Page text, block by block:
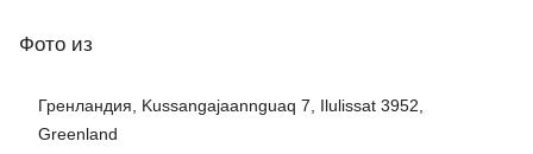
Фото из
Гренландия, Kussangajaannguaq 7, Ilulissat 3952,
Greenland